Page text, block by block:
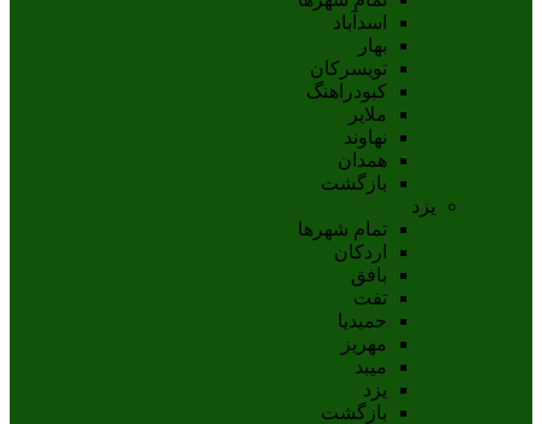
اسدآباد
بهار
تويسرکان
کبودراهنگ
ملاير
نهاوند
همدان
بازگشت
یزد
تمام شهر‌ها
اردکان
بافق
تفت
حميديا
مهریز
ميبد
يزد
بازگشت